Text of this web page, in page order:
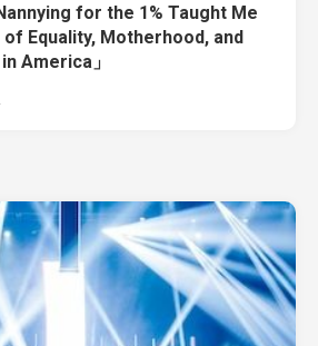
for the 1% Taught Me
Equality, Motherhood, and
America」